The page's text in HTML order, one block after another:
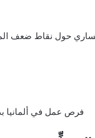
حول نقاط ضعف